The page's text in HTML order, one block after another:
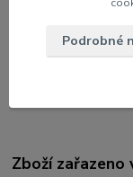
Měřítko: 1:4
Zboží zařazeno
Podrobné